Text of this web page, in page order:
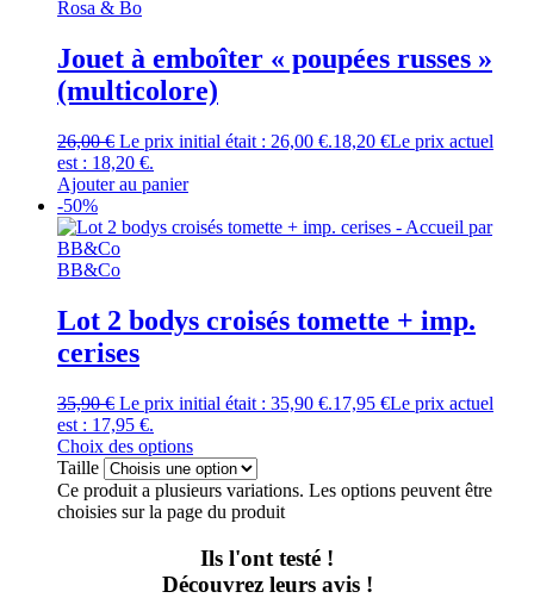
Rosa & Bo
Jouet à emboîter « poupées russes »
(multicolore)
26,00€ Le prix initial était : 26,00 €.18,20 €Le prix actuel
est : 18,20 €.
Ajouter au panier
-50%
BB&Co
Lot 2 bodys croisés tomette + imp.
cerises
35,90€ Le prix initial était : 35,90 €.17,95 €Le prix actuel
est : 17,95 €.
Choix des options
Taille
Ce produit a plusieurs variations. Les options peuvent être
choisies sur la page du produit
Ils l'ont testé !
Découvrez leurs avis !